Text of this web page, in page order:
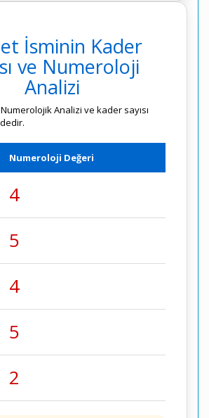
İsminin Kader
ve Numeroloji
Analizi
Analizi ve kader sayısı
Numeroloji Değeri
4
5
4
5
2